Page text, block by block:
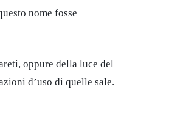
nome fosse
oppure della luce del
d’uso di quelle sale.